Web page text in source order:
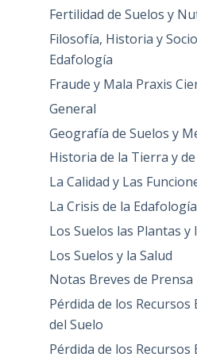
Fertilidad de Suelos y
Filosofía, Historia y
Edafología
Fraude y Mala Praxis
General
Geografía de Suelos y
Historia de la Tierra y
La Calidad y Las
La Crisis de la Edafología
Los Suelos las Plantas y
Los Suelos y la Salud
Notas Breves de Prensa
Pérdida de los Recursos
del Suelo
Pérdida de los Recursos